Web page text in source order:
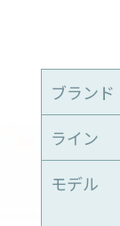
ブランド
ライン
モデル